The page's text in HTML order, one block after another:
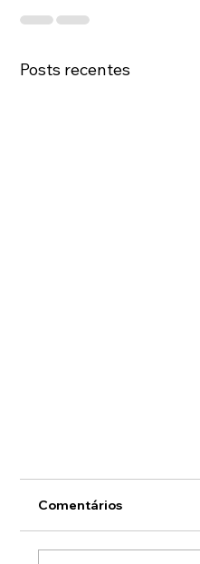
Posts recentes
Comentários